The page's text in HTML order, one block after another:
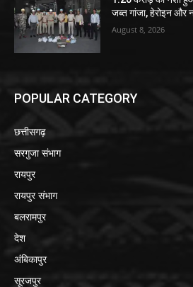
जब्त गांजा, हेरोइन और
August 8, 2026
POPULAR CATEGORY
छत्तीसगढ़
सरगुजा संभाग
रायपुर
रायपुर संभाग
बलरामपुर
देश
अंबिकापुर
सूरजपुर